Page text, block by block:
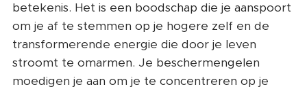
betekenis. Het is een boodschap die je aanspoort
om je af te stemmen op je hogere zelf en de
transformerende energie die door je leven
stroomt te omarmen. Je beschermengelen
moedigen je aan om je te concentreren op je